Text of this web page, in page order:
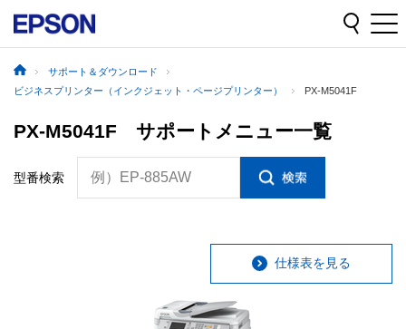
サポート＆ダウンロード
ビジネスプリンター（インクジェット・ページプリンター）
PX-M5041F
PX-M5041F サポートメニュー一覧
型番検索 例）EP-885AW
仕様表を見る